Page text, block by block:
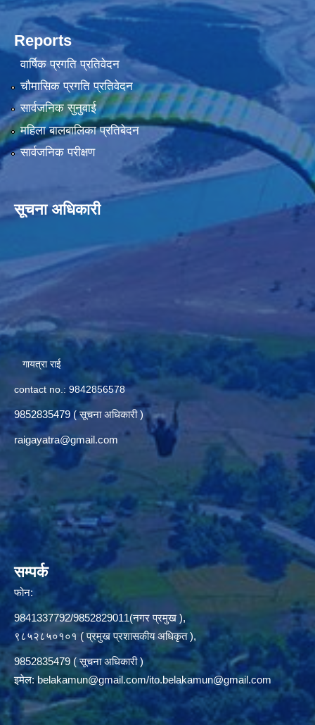
Reports
वार्षिक प्रगति प्रतिवेदन
चौमासिक प्रगति प्रतिवेदन
सार्वजनिक सुनुवाई
महिला बालबालिका प्रतिबेदन
सार्वजनिक परीक्षण
सूचना अधिकारी
गायत्रा राई
contact no.: 9842856578
9852835479 ( सूचना अधिकारी )
raigayatra@gmail.com
सम्पर्क
फोन:
9841337792/9852829011(नगर प्रमुख ),
९८५२८५०१०१ ( प्रमुख प्रशासकीय अधिकृत ),
9852835479 ( सूचना अधिकारी )
इमेल:belakamun@gmail.com/ito.belakamun@gmail.com